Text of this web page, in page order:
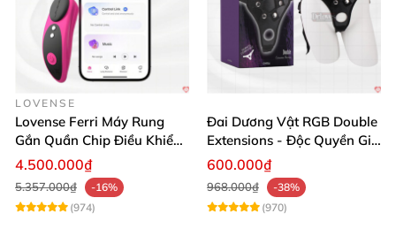
LOVENSE
Lovense Ferri Máy Rung
Gắn Quần Chip Điều Khiển
App Tăng Hưng Phấn
4.500.000₫
5.357.000₫
-16%
(974)
Đai Dương Vật RGB Double
Extensions - Độc Quyền Giá
Sốc
600.000₫
968.000₫
-38%
(970)